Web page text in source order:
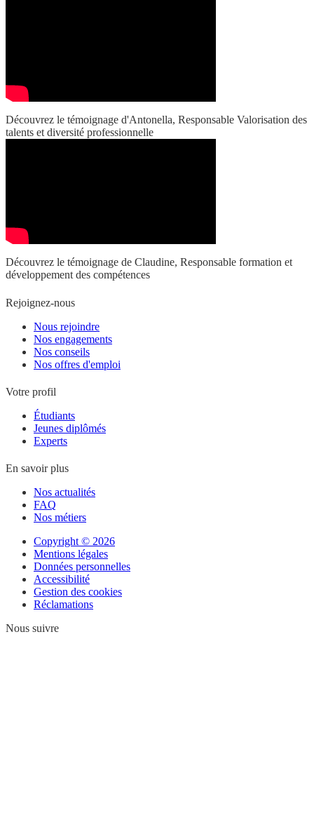
Découvrez le témoignage d'Antonella, Responsable Valorisation des
talents et diversité professionnelle
Découvrez le témoignage de Claudine, Responsable formation et
développement des compétences
Rejoignez-nous
Nous rejoindre
Nos engagements
Nos conseils
Nos offres d'emploi
Votre profil
Étudiants
Jeunes diplômés
Experts
En savoir plus
Nos actualités
FAQ
Nos métiers
Copyright © 2026
Mentions légales
Données personnelles
Accessibilité
Gestion des cookies
Réclamations
Nous suivre